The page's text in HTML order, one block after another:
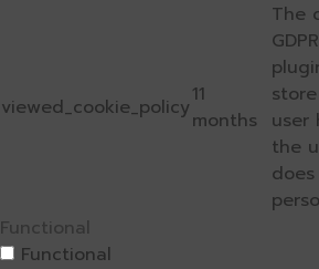
viewed_cookie_policy11
months
The
user
the
Functional
Functional